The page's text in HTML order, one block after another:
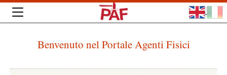
Benvenuto nel Portale Agenti Fisici